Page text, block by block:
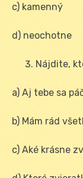
c) kamenný
d) neochotne
Nájdite,
a) Aj tebe sa
b) Mám rád
c) Aké krásne